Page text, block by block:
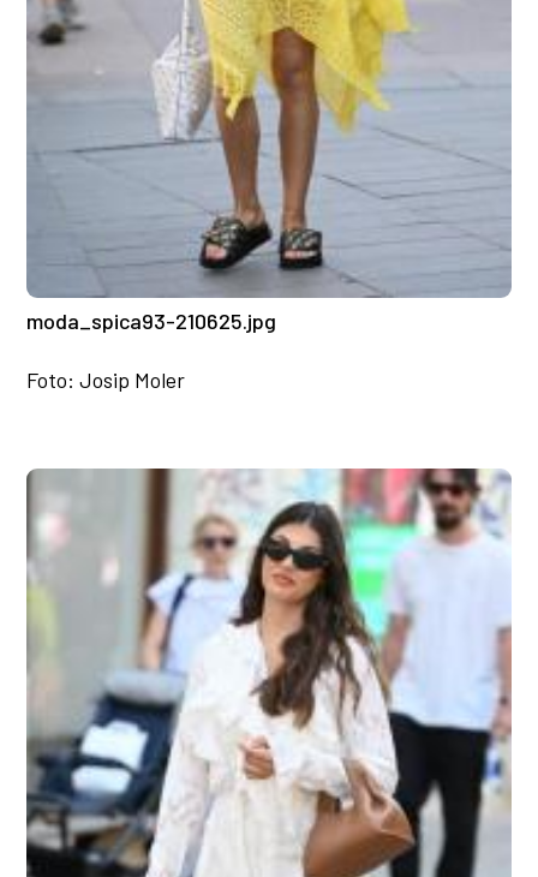
moda_spica93-210625.jpg
Foto: Josip Moler